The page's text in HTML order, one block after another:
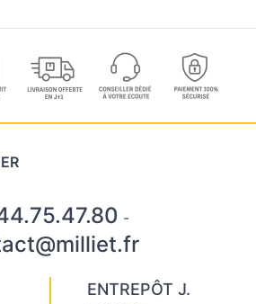
-
ENTREPÔT J.